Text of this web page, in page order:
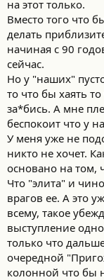
использовать
Это то, что
с уничтожением
элементов
обстрелы
России.​
Документ
Британии и
внедрения
государство,
единую сеть
Для идеологов
мир и фронт.
информацию,
контроль над
Мы знаем, что в
работают в
интересен для
Источник
на этот только.
Вместо того что
делать
начиная с 90
сейчас.
Но у "наших"
то что бы хаять
за*бись. А мне
беспокоит что у
У меня уже не
никто не хочет.
основано на том,
Что "элита" и
врагов ее. А это
всему, такое
выступление
только что
очередной
колонной что бы